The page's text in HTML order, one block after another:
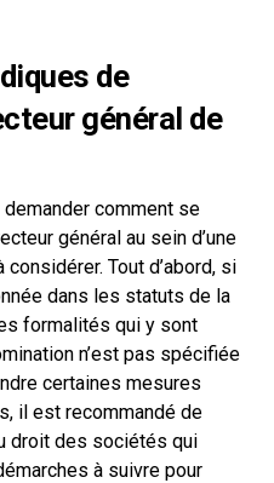
de
général de
comment se
général au sein d’une
Tout d’abord, si
dans les statuts de la
formalités qui y sont
n’est pas spécifiée
certaines mesures
il est recommandé de
droit des sociétés qui
à suivre pour